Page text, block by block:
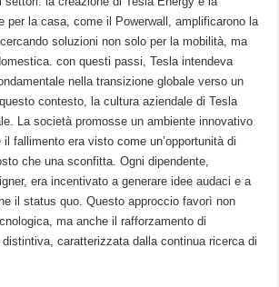
per la casa, ​come il Powerwall, amplificarono la
soluzioni non⁣ solo per la mobilità, ma
con ‍questi passi,‍ Tesla intendeva
nella transizione globale verso un
contesto, la cultura aziendale di‍ Tesla
La società promosse un ambiente innovativo⁤
fallimento era visto come un’opportunità di
che una sconfitta. Ogni ⁤dipendente,
era incentivato a generare idee audaci e‌ a
il status quo. Questo approccio favorì non
ma anche il⁣ rafforzamento di​
distintiva, caratterizzata dalla continua ricerca di